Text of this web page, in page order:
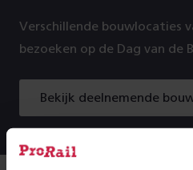
Verschillende bouwlocaties
bezoeken op de Dag van de
Bekijk deelnemende
Bekijk
deelnemende
bouwplaatsen